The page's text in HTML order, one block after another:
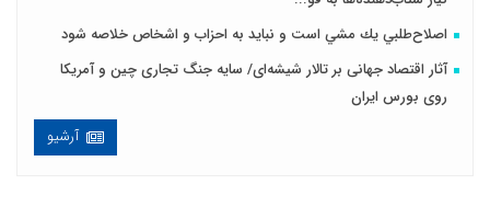
اصلاح‌طلبي يك مشي است و نبايد به احزاب و اشخاص خلاصه شود
آثار اقتصاد جهانی بر تالار شیشه‌ای/ سایه جنگ تجاری چین و آمریکا
روی بورس ایران
آرشیو